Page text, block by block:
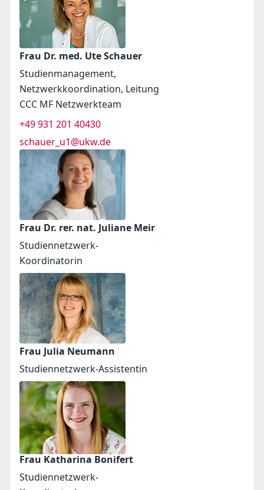
Frau Dr. med. Ute Schauer
Studienmanagement,
Netzwerkkoordination, Leitung
CCC MF Netzwerkteam
+49 931 201 40430
schauer_u1@ukw.de
Frau Dr. rer. nat. Juliane Meir
Studiennetzwerk-
Koordinatorin
Frau Julia Neumann
Studiennetzwerk-Assistentin
Frau Katharina Bonifert
Studiennetzwerk-